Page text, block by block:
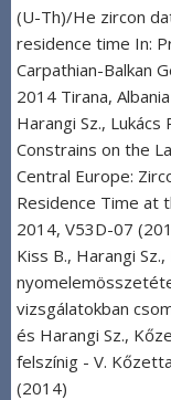
(U-Th)/He zircon
residence time In:
Carpathian-Balkan
2014 Tirana,
Harangi Sz., Lukács
Constrains on the
Central Europe:
Residence Time at
2014, V53D-07
Kiss B., Harangi
vizsgálatokban
és Harangi Sz.,
felszínig - V.
(2014)